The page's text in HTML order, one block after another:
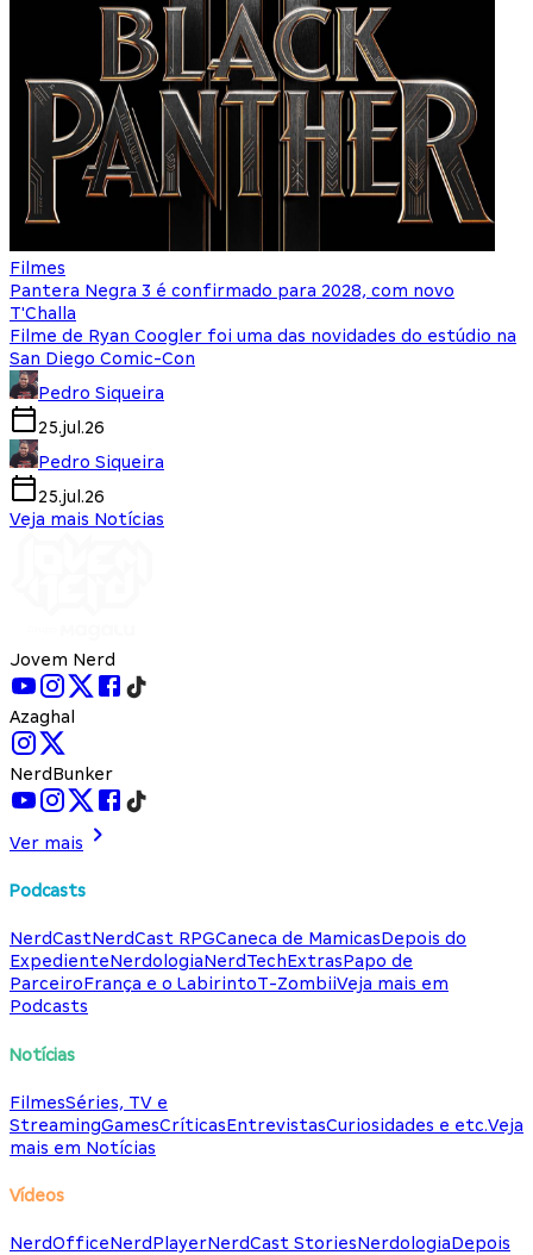
Filmes
Pantera Negra 3 é confirmado para 2028, com novo
T'Challa
Filme de Ryan Coogler foi uma das novidades do estúdio na
San Diego Comic-Con
Pedro Siqueira
25.jul.26
Pedro Siqueira
25.jul.26
Veja mais Notícias
Jovem Nerd
Azaghal
NerdBunker
Ver mais
Podcasts
NerdCastNerdCast RPGCaneca de MamicasDepois do
ExpedienteNerdologiaNerdTechExtrasPapo de
ParceiroFrança e o LabirintoT-ZombiiVeja mais em
Podcasts
Notícias
FilmesSéries, TV e
StreamingGamesCríticasEntrevistasCuriosidades e etc.Veja
mais em Notícias
Vídeos
NerdOfficeNerdPlayerNerdCast StoriesNerdologiaDepois